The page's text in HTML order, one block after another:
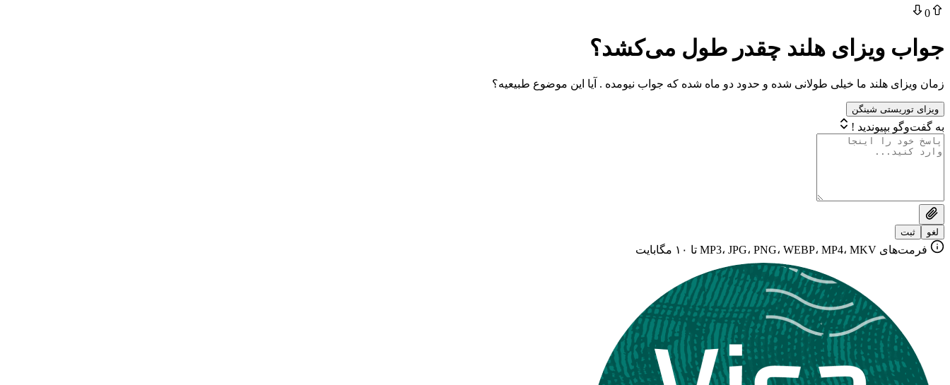
0
جواب ویزای هلند چقدر طول می‌کشد؟
زمان ویزای هلند ما خیلی طولانی شده و حدود دو ماه شده که جواب نیومده . آیا این موضوع طبیعیه؟
ویزای توریستی شینگن
به گفت‌وگو بپیوندید !
لغو ثبت
فرمت‌های MP3، JPG، PNG، WEBP، MP4، MKV تا ۱۰ مگابایت